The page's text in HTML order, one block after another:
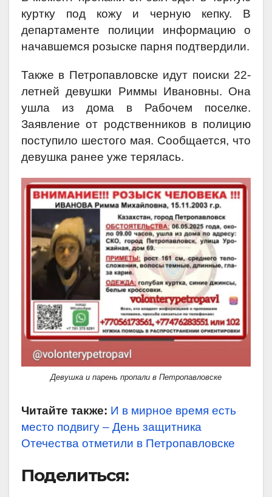
куртку под кожу и черную кепку. В
департаменте полиции информацию о
начавшемся розыске парня подтвердили.
Также в Петропавловске идут поиски 22-
летней девушки Риммы Ивановны. Она
ушла из дома в Рабочем поселке.
Заявление от родственников в полицию
поступило шестого мая. Сообщается, что
девушка ранее уже терялась.
Девушка и парень пропали в Петропавловске
Читайте также: И в мирное время есть
место подвигу – День защитника
Отечества отметили в Петропавловске
Поделиться: